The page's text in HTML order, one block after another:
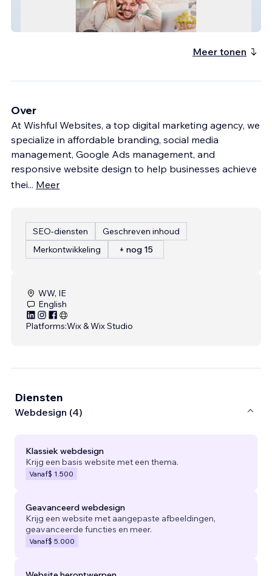
Jamie Walsh Mortgage
Meer tonen
Over
At Wishful Websites, a top digital marketing agency, we
specialize in affordable branding, social media
management, Google Ads management, and
responsive website design to help businesses achieve
thei... Meer
SEO-diensten
Geschreven inhoud
Merkontwikkeling
+ nog 15
WW, IE
English
Platforms:Wix & Wix Studio
Diensten
Webdesign (4)
Klassiek webdesign
Krijg een basis website met een thema.
Vanaf$ 1.500
Geavanceerd webdesign
Krijg een website met aangepaste afbeeldingen,
geavanceerde functies en meer.
Vanaf$ 5.000